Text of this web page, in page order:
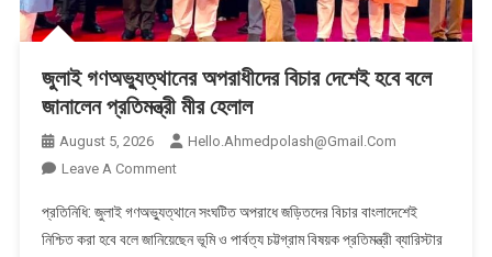
জুলাই গণঅভ্যুত্থানের অপরাধীদের বিচার দেশেই হবে বলে
জানালেন প্রতিমন্ত্রী মীর হেলাল
August 5, 2026
Hello.ahmedpolash@gmail.com
Leave A CommentOn
গণঅভ্যুত্থানের
অপরাধীদের
প্রতিনিধি: জুলাই গণঅভ্যুত্থানে সংঘটিত অপরাধে জড়িতদের বিচার বাংলাদেশেই
নিশ্চিত করা হবে বলে জানিয়েছেন ভূমি ও পার্বত্য চট্টগ্রাম বিষয়ক প্রতিমন্ত্রী ব্যারিস্টার